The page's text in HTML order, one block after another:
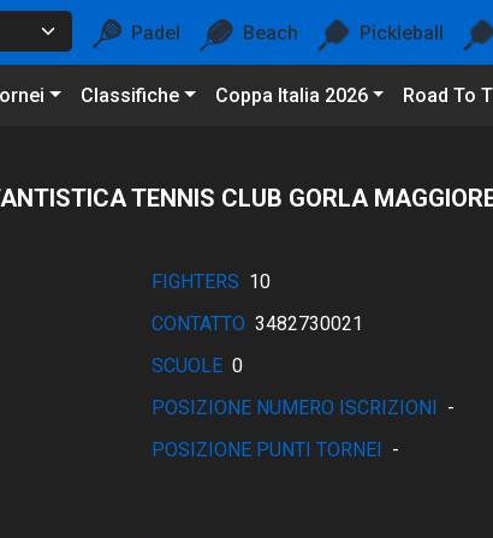
Padel Beach Pickleball
Classifiche Coppa Italia 2026 Road To
TENNIS CLUB GORLA
FIGHTERS 10
CONTATTO 3482730021
SCUOLE 0
POSIZIONE NUMERO ISCRIZIONI -
POSIZIONE PUNTI TORNEI -